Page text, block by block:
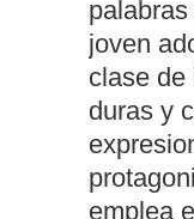
joven
clase de
duras y
emplea